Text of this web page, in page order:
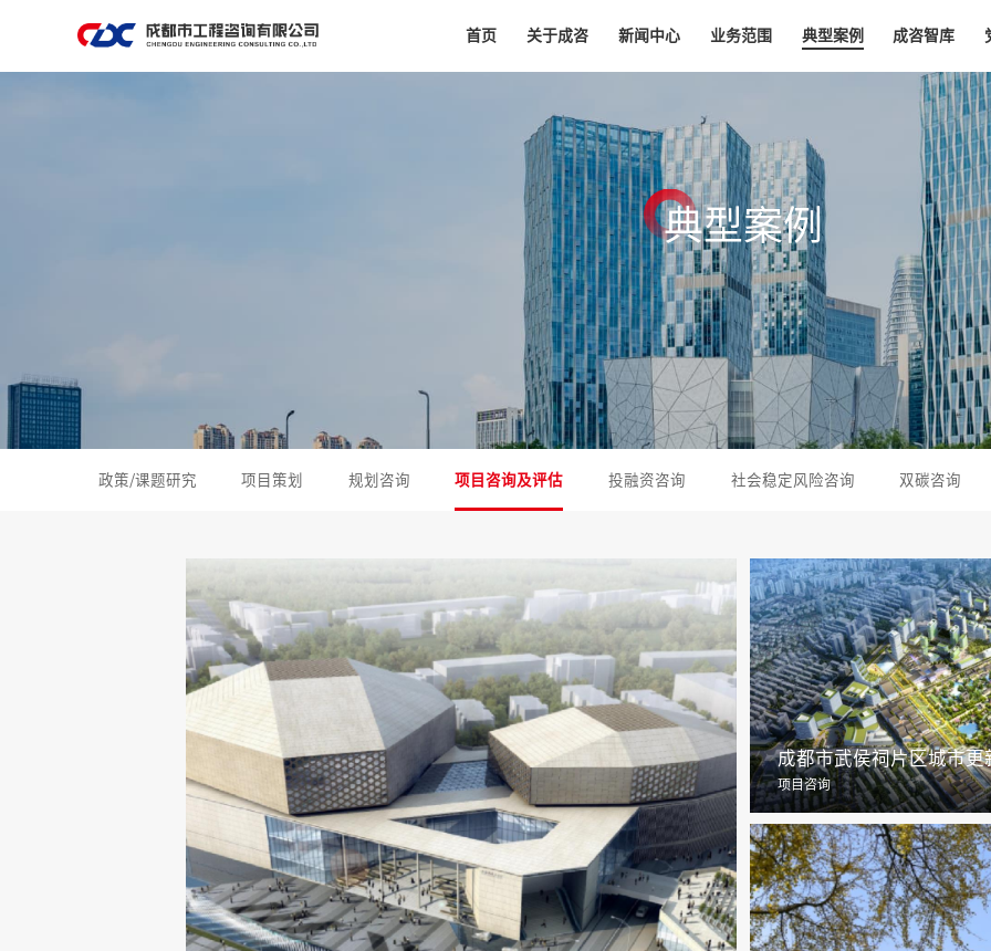
首页 关于成咨 新闻中心 业务范围 典型案例 成咨智库
典型案例
政策/课题研究 项目策划 规划咨询 项目咨询及评估 投融资咨询 社会稳定风险咨询 双碳咨询
成都市武侯祠片区城市更
项目咨询